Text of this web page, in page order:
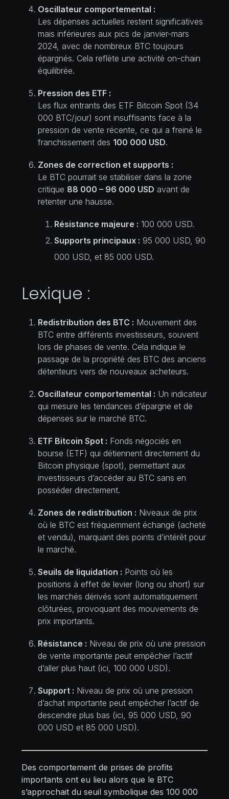
Oscillateur comportemental :
Les dépenses actuelles restent significatives
mais inférieures aux pics de janvier-mars
2024, avec de nombreux BTC toujours
épargnés. Cela reflète une activité on-chain
équilibrée.
Pression des ETF :
Les flux entrants des ETF Bitcoin Spot (34
000 BTC/jour) sont insuffisants face à la
pression de vente récente, ce qui a freiné le
franchissement des 100 000 USD.
Zones de correction et supports :
Le BTC pourrait se stabiliser dans la zone
critique 88 000 – 96 000 USD avant de
retenter une hausse.
Résistance majeure : 100 000 USD.
Supports principaux : 95 000 USD, 90
000 USD, et 85 000 USD.
Lexique :
Redistribution des BTC : Mouvement des
BTC entre différents investisseurs, souvent
lors de phases de vente. Cela indique le
passage de la propriété des BTC des anciens
détenteurs vers de nouveaux acheteurs.
Oscillateur comportemental : Un indicateur
qui mesure les tendances d’épargne et de
dépenses sur le marché BTC.
ETF Bitcoin Spot : Fonds négociés en
bourse (ETF) qui détiennent directement du
Bitcoin physique (spot), permettant aux
investisseurs d’accéder au BTC sans en
posséder directement.
Zones de redistribution : Niveaux de prix
où le BTC est fréquemment échangé (acheté
et vendu), marquant des points d’intérêt pour
le marché.
Seuils de liquidation : Points où les
positions à effet de levier (long ou short) sur
les marchés dérivés sont automatiquement
clôturées, provoquant des mouvements de
prix importants.
Résistance : Niveau de prix où une pression
de vente importante peut empêcher l’actif
d’aller plus haut (ici, 100 000 USD).
Support : Niveau de prix où une pression
d’achat importante peut empêcher l’actif de
descendre plus bas (ici, 95 000 USD, 90
000 USD et 85 000 USD).
Des comportement de prises de profits
importants ont eu lieu alors que le BTC
s’approchait du seuil symbolique des 100 000